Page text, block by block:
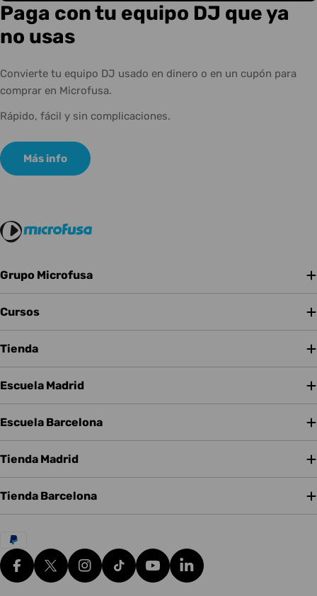
Paga con tu equipo DJ que ya
no usas
Convierte tu equipo DJ usado en dinero o en un cupón para
comprar en Microfusa.
Rápido, fácil y sin complicaciones.
Más info
Grupo Microfusa
Cursos
Tienda
Escuela Madrid
Escuela Barcelona
Tienda Madrid
Tienda Barcelona
Métodos
de
pagoFacebookX (Twitter)Instagram
tiktok YouTubeTranslation missing: